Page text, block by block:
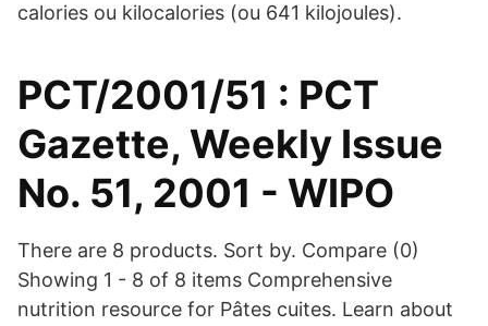
calories ou kilocalories (ou 641 kilojoules).
PCT/2001/51 : PCT
Gazette, Weekly Issue
No. 51, 2001 - WIPO
There are 8 products. Sort by. Compare (0)
Showing 1 - 8 of 8 items Comprehensive
nutrition resource for Pâtes cuites. Learn about